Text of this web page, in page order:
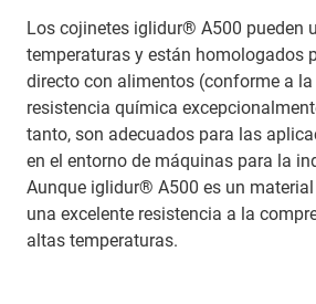
Los cojinetes iglidur® A500 pueden
temperaturas y están homologados
directo con alimentos (conforme a la
resistencia química
tanto, son adecuados para las
en el entorno de máquinas para la
Aunque iglidur® A500 es un
una excelente resistencia a la
altas temperaturas.